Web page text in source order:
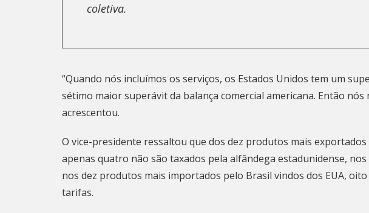
coletiva.
“Quando nós incluímos os serviços, os Estados Unidos tem um
sétimo maior superávit da balança comercial americana. Então nós
acrescentou.
O vice-presidente ressaltou que dos dez produtos mais
apenas quatro não são taxados pela alfândega estadunidense,
nos dez produtos mais importados pelo Brasil vindos dos EUA,
tarifas.